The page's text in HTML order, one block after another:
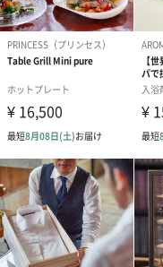
※ 研磨剤
用できませ
耐熱温
商
紙袋
お渡し用の紙袋です。
商品に合わせたサイズを